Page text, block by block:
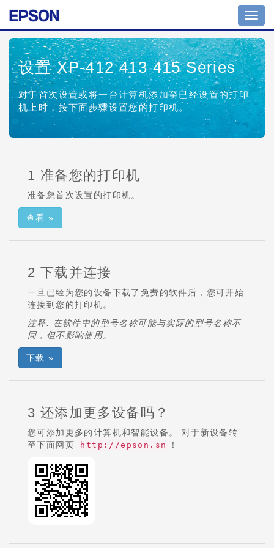
切
换
导
航
设置 XP-412 413 415 Series
对于首次设置或将一台计算机添加至已经设置的打印
机上时，按下面步骤设置您的打印机。
1 准备您的打印机
准备您首次设置的打印机。
查看 »
2 下载并连接
一旦已经为您的设备下载了免费的软件后，您可开始
连接到您的打印机。
注释: 在软件中的型号名称可能与实际的型号名称不
同，但不影响使用。
下载 »
3 还添加更多设备吗？
您可添加更多的计算机和智能设备。 对于新设备转
至下面网页
http://epson.sn ！